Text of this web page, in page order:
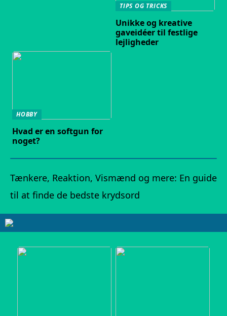
TIPS OG TRICKS
Unikke og kreative
gaveidéer til festlige
lejligheder
HOBBY
Hvad er en softgun for
noget?
Tænkere, Reaktion, Vismænd og mere: En guide
til at finde de bedste krydsord